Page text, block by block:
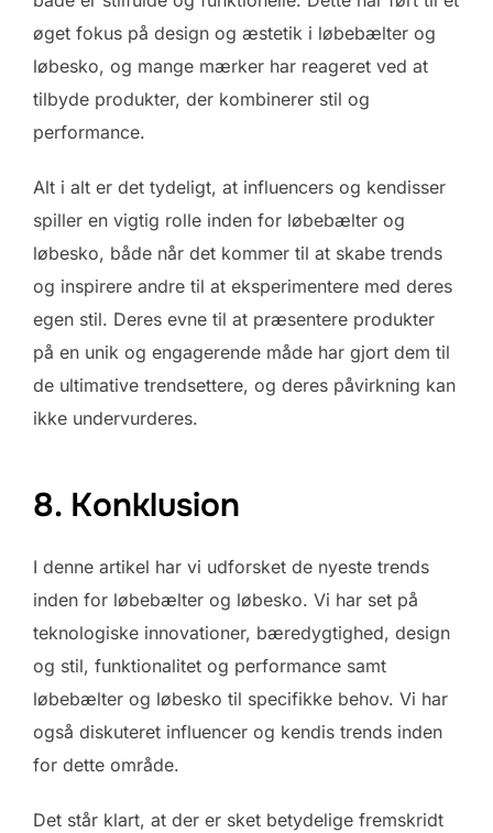
øget fokus på design og æstetik i løbebælter og
løbesko, og mange mærker har reageret ved at
tilbyde produkter, der kombinerer stil og
performance.
Alt i alt er det tydeligt, at influencers og kendisser
spiller en vigtig rolle inden for løbebælter og
løbesko, både når det kommer til at skabe trends
og inspirere andre til at eksperimentere med deres
egen stil. Deres evne til at præsentere produkter
på en unik og engagerende måde har gjort dem til
de ultimative trendsettere, og deres påvirkning kan
ikke undervurderes.
8. Konklusion
I denne artikel har vi udforsket de nyeste trends
inden for løbebælter og løbesko. Vi har set på
teknologiske innovationer, bæredygtighed, design
og stil, funktionalitet og performance samt
løbebælter og løbesko til specifikke behov. Vi har
også diskuteret influencer og kendis trends inden
for dette område.
Det står klart, at der er sket betydelige fremskridt